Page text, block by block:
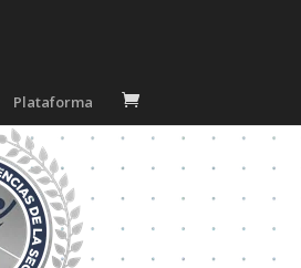
Plataforma